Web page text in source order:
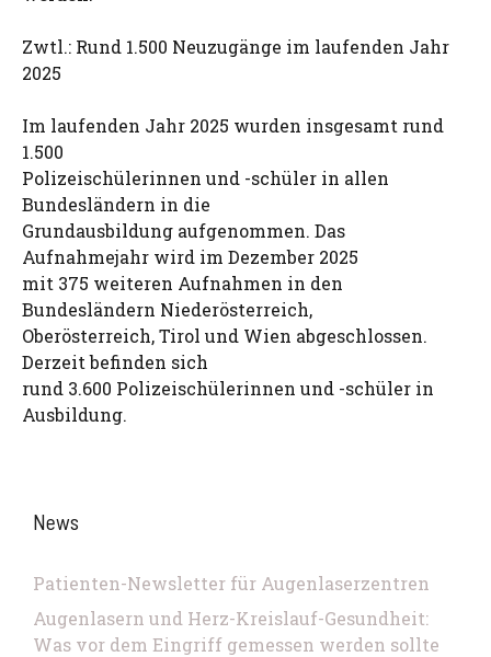
Zwtl.: Rund 1.500 Neuzugänge im laufenden Jahr
2025
Im laufenden Jahr 2025 wurden insgesamt rund
1.500
Polizeischülerinnen und -schüler in allen
Bundesländern in die
Grundausbildung aufgenommen. Das
Aufnahmejahr wird im Dezember 2025
mit 375 weiteren Aufnahmen in den
Bundesländern Niederösterreich,
Oberösterreich, Tirol und Wien abgeschlossen.
Derzeit befinden sich
rund 3.600 Polizeischülerinnen und -schüler in
Ausbildung.
News
Patienten-Newsletter für Augenlaserzentren
Augenlasern und Herz-Kreislauf-Gesundheit:
Was vor dem Eingriff gemessen werden sollte